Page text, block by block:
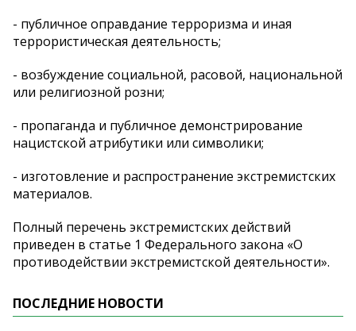
- публичное оправдание терроризма и иная
террористическая деятельность;
- возбуждение социальной, расовой, национальной
или религиозной розни;
- пропаганда и публичное демонстрирование
нацистской атрибутики или символики;
- изготовление и распространение экстремистских
материалов.
Полный перечень экстремистских действий
приведен в статье 1 Федерального закона «О
противодействии экстремистской деятельности».
ПОСЛЕДНИЕ НОВОСТИ